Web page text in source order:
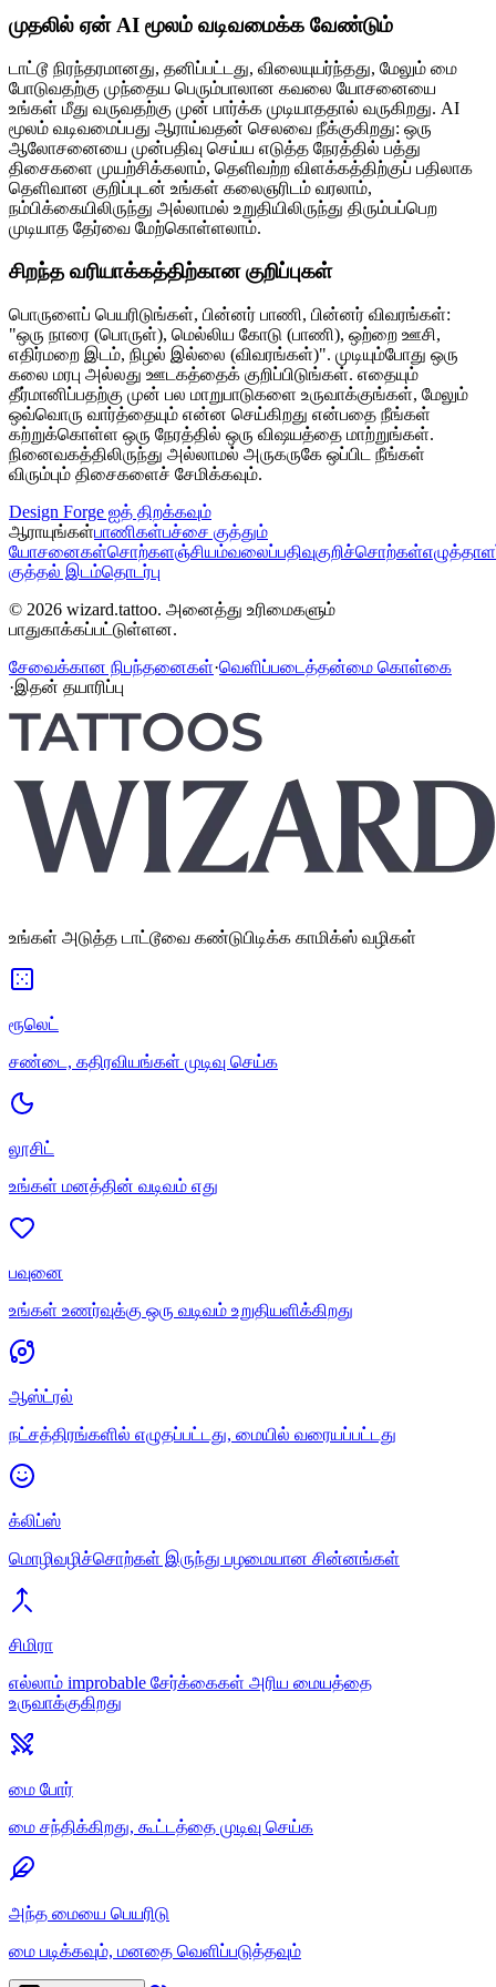
முதலில் ஏன் AI மூலம் வடிவமைக்க வேண்டும்
டாட்டூ நிரந்தரமானது, தனிப்பட்டது, விலையுயர்ந்தது, மேலும் மை
போடுவதற்கு முந்தைய பெரும்பாலான கவலை யோசனையை
உங்கள் மீது வருவதற்கு முன் பார்க்க முடியாததால் வருகிறது. AI
மூலம் வடிவமைப்பது ஆராய்வதன் செலவை நீக்குகிறது: ஒரு
ஆலோசனையை முன்பதிவு செய்ய எடுத்த நேரத்தில் பத்து
திசைகளை முயற்சிக்கலாம், தெளிவற்ற விளக்கத்திற்குப் பதிலாக
தெளிவான குறிப்புடன் உங்கள் கலைஞரிடம் வரலாம்,
நம்பிக்கையிலிருந்து அல்லாமல் உறுதியிலிருந்து திரும்பப்பெற
முடியாத தேர்வை மேற்கொள்ளலாம்.
சிறந்த வரியாக்கத்திற்கான குறிப்புகள்
பொருளைப் பெயரிடுங்கள், பின்னர் பாணி, பின்னர் விவரங்கள்:
"ஒரு நாரை (பொருள்), மெல்லிய கோடு (பாணி), ஒற்றை ஊசி,
எதிர்மறை இடம், நிழல் இல்லை (விவரங்கள்)". முடியும்போது ஒரு
கலை மரபு அல்லது ஊடகத்தைக் குறிப்பிடுங்கள். எதையும்
தீர்மானிப்பதற்கு முன் பல மாறுபாடுகளை உருவாக்குங்கள், மேலும்
ஒவ்வொரு வார்த்தையும் என்ன செய்கிறது என்பதை நீங்கள்
கற்றுக்கொள்ள ஒரு நேரத்தில் ஒரு விஷயத்தை மாற்றுங்கள்.
நினைவகத்திலிருந்து அல்லாமல் அருகருகே ஒப்பிட நீங்கள்
விரும்பும் திசைகளைச் சேமிக்கவும்.
Design Forge ஐத் திறக்கவும்
ஆராயுங்கள்பாணிகள்பச்சை குத்தும்
யோசனைகள்சொற்களஞ்சியம்வலைப்பதிவுகுறிச்சொற்கள்
குத்தல் இடம்தொடர்பு
© 2026 wizard.tattoo. அனைத்து உரிமைகளும்
பாதுகாக்கப்பட்டுள்ளன.
சேவைக்கான நிபந்தனைகள்·வெளிப்படைத்தன்மை கொள்கை
·இதன் தயாரிப்பு
உங்கள் அடுத்த டாட்டூவை கண்டுபிடிக்க காமிக்ஸ் வழிகள்
ரூலெட்
சண்டை, கதிரவியங்கள் முடிவு செய்க
லூசிட்
உங்கள் மனத்தின் வடிவம் எது
பவுனை
உங்கள் உணர்வுக்கு ஒரு வடிவம் உறுதியளிக்கிறது
ஆஸ்ட்ரல்
நட்சத்திரங்களில் எழுதப்பட்டது, மையில் வரையப்பட்டது
க்லிப்ஸ்
மொழிவழிச்சொற்கள் இருந்து பழமையான சின்னங்கள்
சிமிரா
எல்லாம் improbable சேர்க்கைகள் அரிய மையத்தை
உருவாக்குகிறது
மை போர்
மை சந்திக்கிறது, கூட்டத்தை முடிவு செய்க
அந்த மையை பெயரிடு
மை படிக்கவும், மனதை வெளிப்படுத்தவும்